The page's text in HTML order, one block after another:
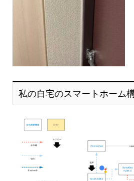
私の自宅のスマートホーム